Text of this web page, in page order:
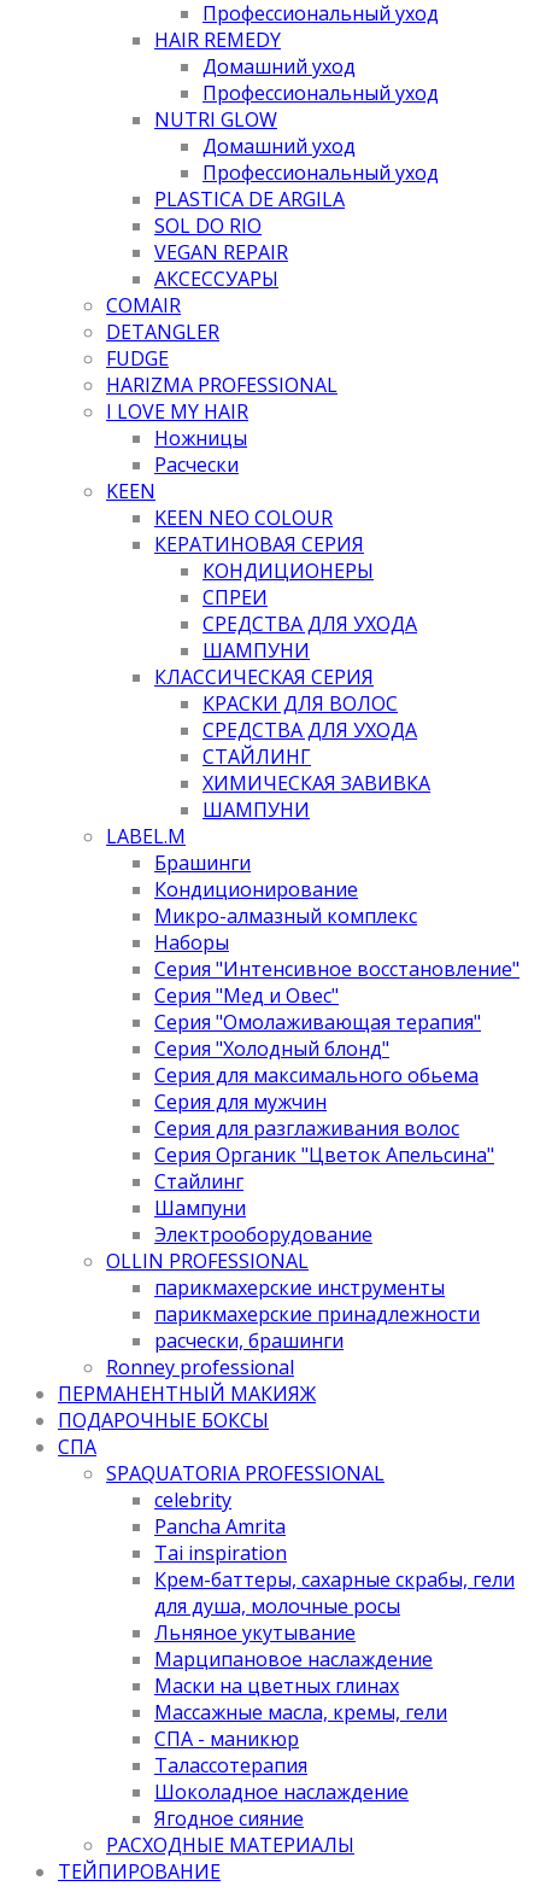
Профессиональный уход
HAIR REMEDY
Домашний уход
Профессиональный уход
NUTRI GLOW
Домашний уход
Профессиональный уход
PLASTICA DE ARGILA
SOL DO RIO
VEGAN REPAIR
АКСЕССУАРЫ
COMAIR
DETANGLER
FUDGE
HARIZMA PROFESSIONAL
I LOVE MY HAIR
Ножницы
Расчески
KEEN
KEEN NEO COLOUR
КЕРАТИНОВАЯ СЕРИЯ
КОНДИЦИОНЕРЫ
СПРЕИ
СРЕДСТВА ДЛЯ УХОДА
ШАМПУНИ
КЛАССИЧЕСКАЯ СЕРИЯ
КРАСКИ ДЛЯ ВОЛОС
СРЕДСТВА ДЛЯ УХОДА
СТАЙЛИНГ
ХИМИЧЕСКАЯ ЗАВИВКА
ШАМПУНИ
LABEL.M
Брашинги
Кондиционирование
Микро-алмазный комплекс
Наборы
Серия "Интенсивное восстановление"
Серия "Мед и Овес"
Серия "Омолаживающая терапия"
Серия "Холодный блонд"
Серия для максимального обьема
Серия для мужчин
Серия для разглаживания волос
Серия Органик "Цветок Апельсина"
Стайлинг
Шампуни
Электрооборудование
OLLIN PROFESSIONAL
парикмахерские инструменты
парикмахерские принадлежности
расчески, брашинги
Ronney professional
ПЕРМАНЕНТНЫЙ МАКИЯЖ
ПОДАРОЧНЫЕ БОКСЫ
СПА
SPAQUATORIA PROFESSIONAL
celebrity
Pancha Amrita
Tai inspiration
Крем-баттеры, сахарные скрабы, гели
для душа, молочные росы
Льняное укутывание
Марципановое наслаждение
Маски на цветных глинах
Массажные масла, кремы, гели
СПА - маникюр
Талассотерапия
Шоколадное наслаждение
Ягодное сияние
РАСХОДНЫЕ МАТЕРИАЛЫ
ТЕЙПИРОВАНИЕ